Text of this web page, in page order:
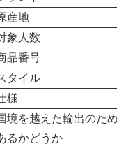
産地
象人数
品番号
タイル
様
境を越えた輸出のた
るかどうか